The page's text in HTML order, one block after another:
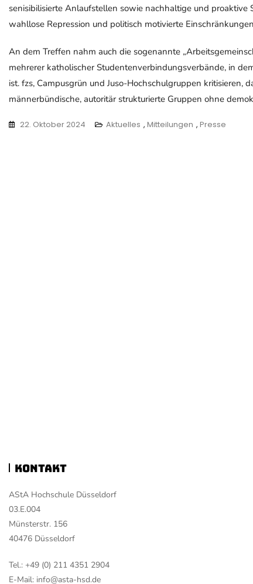
senisibilisierte Anlaufstellen sowie nachhaltige und
wahllose Repression und politisch motivierte
An dem Treffen nahm auch die sogenannte
mehrerer katholischer Studentenverbindungsverbände, in
ist. fzs, Campusgrün und Juso-Hochschulgruppen kritisieren,
männerbündische, autoritär strukturierte Gruppen ohne
22. Oktober 2024 Aktuelles , Mitteilungen , Presse
Kontakt
AStA Hochschule Düsseldorf
03.E.004
Münsterstr. 156
40476 Düsseldorf
Tel.: +49 (0) 211 4351 2904
E-Mail: info@asta-hsd.de